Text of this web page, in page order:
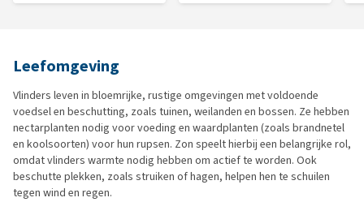
Leefomgeving
Vlinders leven in bloemrijke, rustige omgevingen met voldoende
voedsel en beschutting, zoals tuinen, weilanden en bossen. Ze hebben
nectarplanten nodig voor voeding en waardplanten (zoals brandnetel
en koolsoorten) voor hun rupsen. Zon speelt hierbij een belangrijke rol,
omdat vlinders warmte nodig hebben om actief te worden. Ook
beschutte plekken, zoals struiken of hagen, helpen hen te schuilen
tegen wind en regen.